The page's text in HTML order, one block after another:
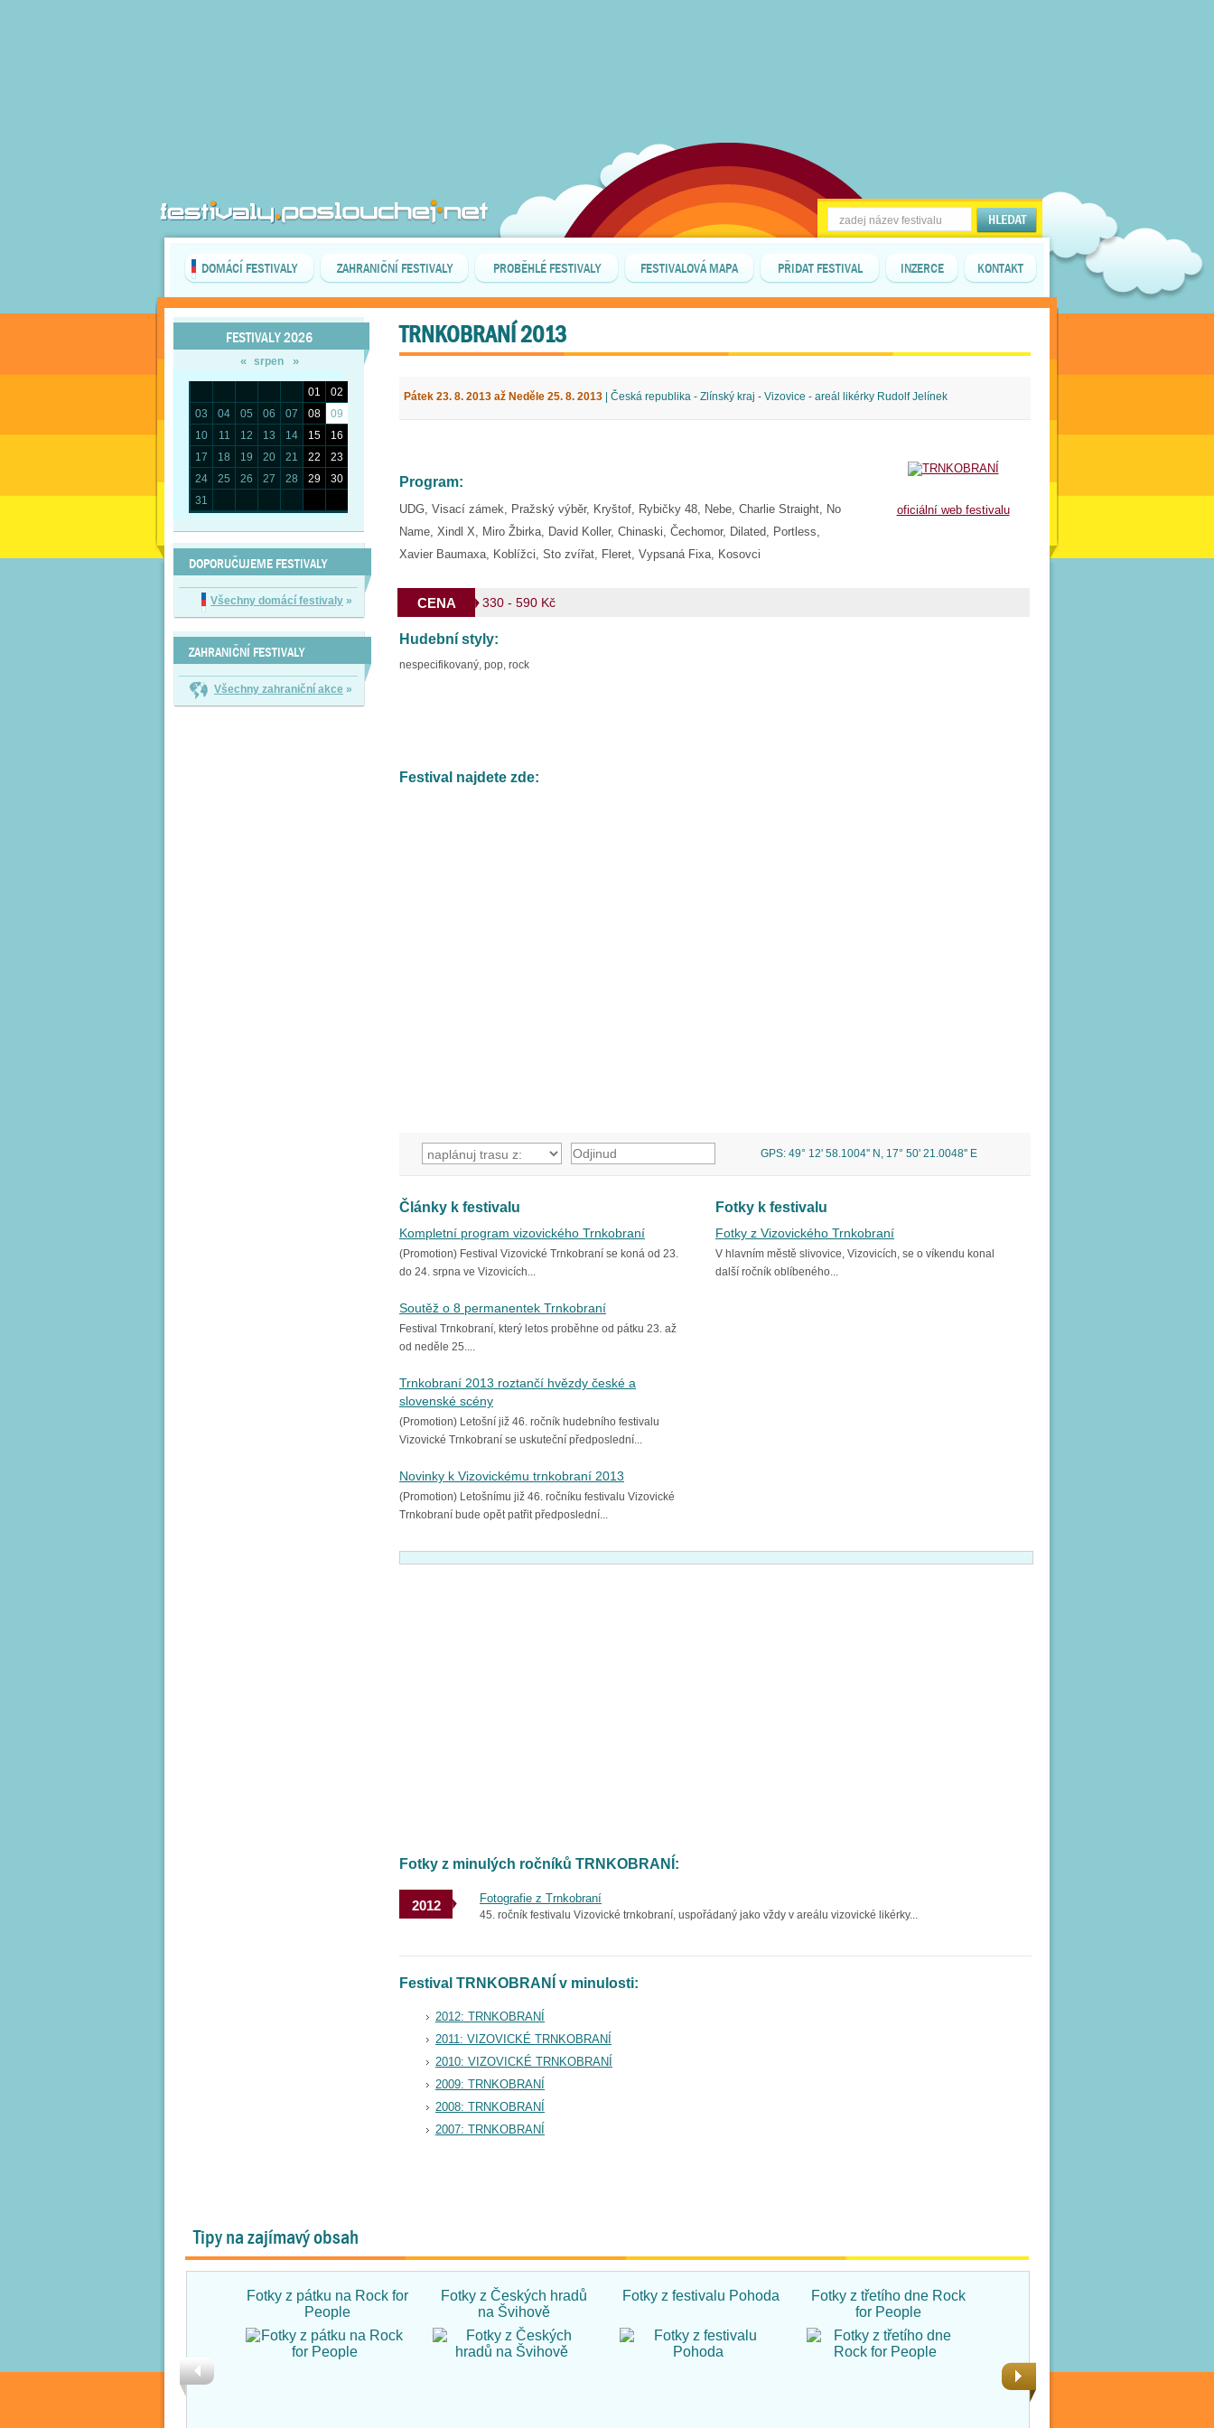
DOMÁCÍ FESTIVALY ZAHRANIČNÍ FESTIVALY PROBĚHLÉ FESTIVALY FESTIVALOVÁ MAPA PŘIDAT FESTIVAL INZERCE KONTAKT
FESTIVALY 2026
« srpen »
01
02
03
04 05 06 07 08
09
10
11 12 13 14 15
16
17
18 19 20 21 22
23
24
25 26 27 28 29
30
31
DOPORUČUJEME FESTIVALY
Všechny domácí festivaly »
ZAHRANIČNÍ FESTIVALY
Všechny zahraniční akce »
TRNKOBRANÍ 2013
Pátek 23. 8. 2013 až Neděle 25. 8. 2013 | Česká republika - Zlínský kraj - Vizovice - areál likérky Rudolf Jelínek
Program:
UDG, Visací zámek, Pražský výběr, Kryštof, Rybičky 48, Nebe, Charlie Straight, No
Name, Xindl X, Miro Žbirka, David Koller, Chinaski, Čechomor, Dilated, Portless,
Xavier Baumaxa, Koblížci, Sto zvířat, Fleret, Vypsaná Fixa, Kosovci
oficiální web festivalu
CENA 330 - 590 Kč
Hudební styly:
nespecifikovaný, pop, rock
Festival najdete zde:
GPS: 49° 12' 58.1004'' N, 17° 50' 21.0048'' E
Články k festivalu
Kompletní program vizovického Trnkobraní
(Promotion) Festival Vizovické Trnkobraní se koná od 23.
do 24. srpna ve Vizovicích...
Soutěž o 8 permanentek Trnkobraní
Festival Trnkobraní, který letos proběhne od pátku 23. až
od neděle 25....
Trnkobraní 2013 roztančí hvězdy české a
slovenské scény
(Promotion) Letošní již 46. ročník hudebního festivalu
Vizovické Trnkobraní se uskuteční předposlední...
Novinky k Vizovickému trnkobraní 2013
(Promotion) Letošnímu již 46. ročníku festivalu Vizovické
Trnkobraní bude opět patřit předposlední...
Fotky k festivalu
Fotky z Vizovického Trnkobraní
V hlavním městě slivovice, Vizovicích, se o víkendu konal
další ročník oblíbeného...
Fotky z minulých ročníků TRNKOBRANÍ:
2012 Fotografie z Trnkobraní
45. ročník festivalu Vizovické trnkobraní, uspořádaný jako vždy v areálu vizovické likérky...
Festival TRNKOBRANÍ v minulosti:
2012: TRNKOBRANÍ
2011: VIZOVICKÉ TRNKOBRANÍ
2010: VIZOVICKÉ TRNKOBRANÍ
2009: TRNKOBRANÍ
2008: TRNKOBRANÍ
2007: TRNKOBRANÍ
Tipy na zajímavý obsah
Fotky z pátku na Rock for
People
Fotky z Českých hradů
na Švihově
Fotky z festivalu Pohoda
Fotky z třetího dne Rock
for People